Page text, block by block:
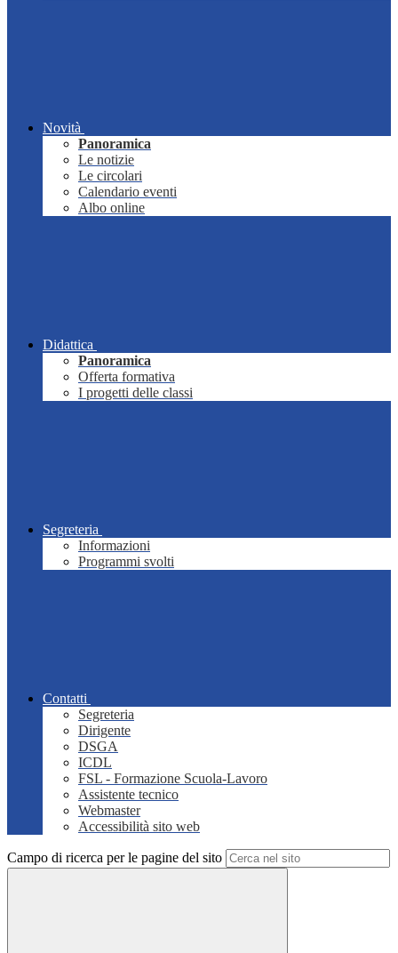
Novità
Panoramica
Le notizie
Le circolari
Calendario eventi
Albo online
Didattica
Panoramica
Offerta formativa
I progetti delle classi
Segreteria
Informazioni
Programmi svolti
Contatti
Segreteria
Dirigente
DSGA
ICDL
FSL - Formazione Scuola-Lavoro
Assistente tecnico
Webmaster
Accessibilità sito web
Campo di ricerca per le pagine del sito